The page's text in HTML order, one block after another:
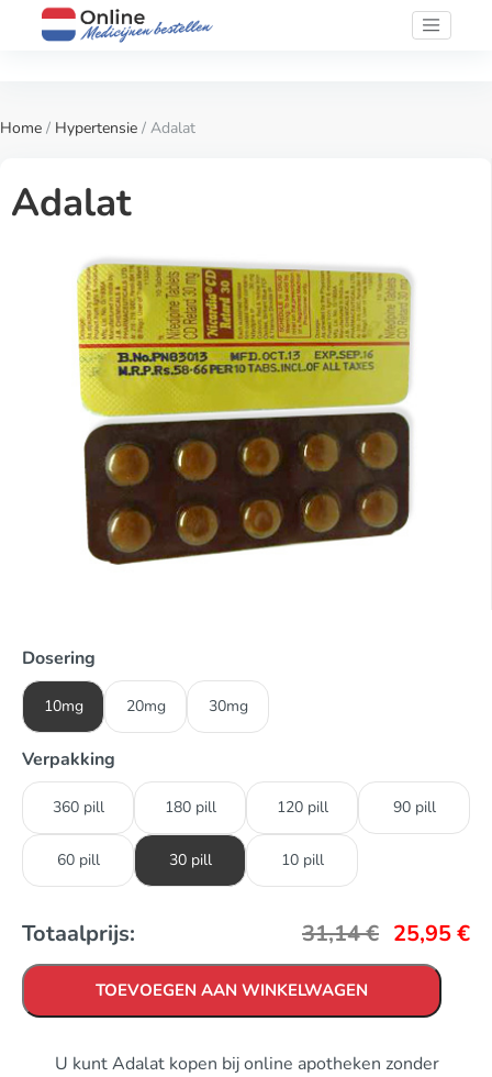
Home / Hypertensie / Adalat
Adalat
Dosering
10mg 20mg 30mg
Verpakking
360 pill 180 pill 120 pill 90 pill
60 pill 30 pill 10 pill
Totaalprijs: 31,14€ 25,95€
TOEVOEGEN AAN WINKELWAGEN
U kunt Adalat kopen bij online apotheken zonder